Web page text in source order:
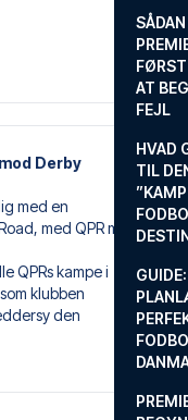
AT
FEJL
HVAD
TIL
Derby
med en
med QPR mod
QPRs kampe i
klubben
den